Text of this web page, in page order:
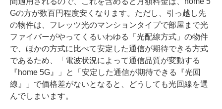
Gの方が数百円程度安くなります。ただし、引っ越し先
の物件は、フレッツ光のマンションタイプで部屋まで光
ファイバーがやってくるいわゆる「光配線方式」の物件
で、ほかの方式に比べて安定した通信が期待できる方式
であるため、「電波状況によって通信品質が変動する
『home 5G』」と「安定した通信が期待できる『光回
線』」で価格差がないとなると、どうしても光回線を選
んでしまいます。